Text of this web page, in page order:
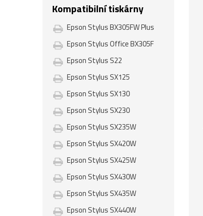
Kompatibilní tiskárny
Epson Stylus BX305FW Plus
Epson Stylus Office BX305F
Epson Stylus S22
Epson Stylus SX125
Epson Stylus SX130
Epson Stylus SX230
Epson Stylus SX235W
Epson Stylus SX420W
Epson Stylus SX425W
Epson Stylus SX430W
Epson Stylus SX435W
Epson Stylus SX440W